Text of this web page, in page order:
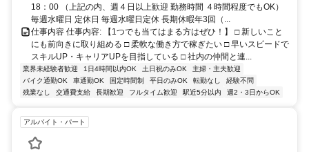
18：00 （上記の内、週４日以上歓迎 勤務時間 ４時間程度でもOK）
毎週水曜日 定休日 毎週水曜日定休 長期休暇年3回（...
仕事内容 仕事内容: 【1つでも当てはまる方はぜひ！】 □ 新しいこと
にも前向きに取り組める □ 柔軟な働き方で稼ぎたい □ 早いスピードで
スキルUP・キャリアUPを目指している □ 社内の仲間と連...
業界未経験者歓迎 1日4時間以内OK 土日祝のみOK
主婦・主夫歓迎
バイク通勤OK
車通勤OK 固定時間制 平日のみOK 転勤なし
経験不問
残業なし
交通費支給 長期歓迎 フルタイム歓迎 駅近5分以内 週2・3日からOK
アルバイト・パート